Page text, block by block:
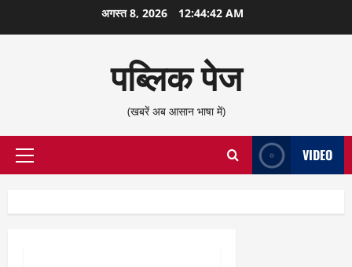
सामग्री
अगस्त 8, 2026 12:44:42 AM
पब्लिक पेज
(खबरें अब आसान भाषा में)
प्राथमिक
VIDEO